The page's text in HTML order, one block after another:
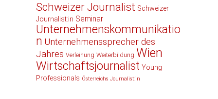
Schweizer Journalist Schweizer
Journalist:in Seminar
Unternehmenskommunikatio
n Unternehmenssprecher des
Jahres Verleihung Weiterbildung Wien
Wirtschaftsjournalist Young
Professionals Österreichs Journalist:in